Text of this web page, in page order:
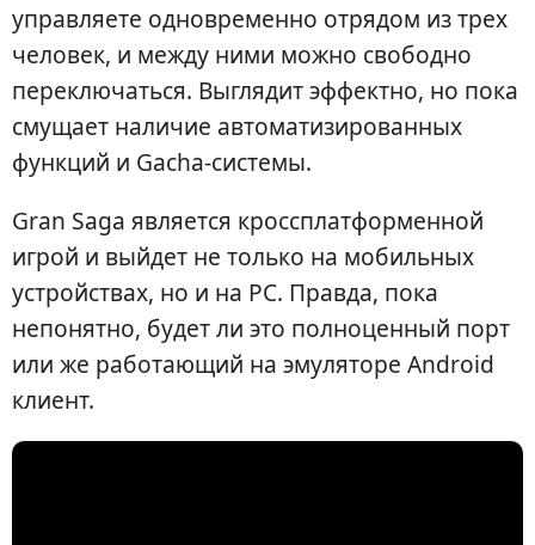
управляете одновременно отрядом из трех
человек, и между ними можно свободно
переключаться. Выглядит эффектно, но пока
смущает наличие автоматизированных
функций и Gacha-системы.
Gran Saga является кроссплатформенной
игрой и выйдет не только на мобильных
устройствах, но и на PC. Правда, пока
непонятно, будет ли это полноценный порт
или же работающий на эмуляторе Android
клиент.